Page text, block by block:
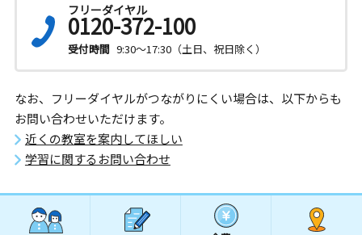
フリーダイヤル
0120-372-100
受付時間 9:30～17:30（土日、祝日除く）
なお、フリーダイヤルがつながりにくい場合は、以下からも
お問い合わせいただけます。
近くの教室を案内してほしい
学習に関するお問い合わせ